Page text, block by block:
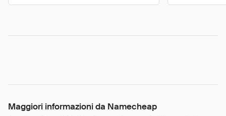
Maggiori informazioni da Namecheap